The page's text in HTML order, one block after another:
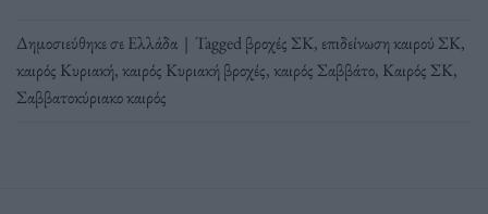
Δημοσιεύθηκε σεΕλλάδα | Taggedβροχές ΣΚ, επιδείνωση καιρού ΣΚ,
καιρός Κυριακή,καιρός Κυριακή βροχές,καιρός Σαββάτο, Καιρός ΣΚ,
Σαββατοκύριακο καιρός